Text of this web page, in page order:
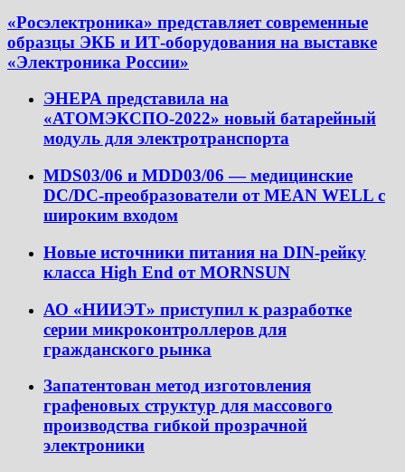
«Росэлектроника» представляет современные
образцы ЭКБ и ИТ-оборудования на выставке
«Электроника России»
ЭНЕРА представила на
«АТОМЭКСПО-2022» новый батарейный
модуль для электротранспорта
MDS03/06 и MDD03/06 — медицинские
DC/DC-преобразователи от MEAN WELL с
широким входом
Новые источники питания на DIN-рейку
класса High End от MORNSUN
АО «НИИЭТ» приступил к разработке
серии микроконтроллеров для
гражданского рынка
Запатентован метод изготовления
графеновых структур для массового
производства гибкой прозрачной
электроники